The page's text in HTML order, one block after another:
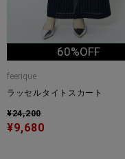
60%OFF
feerique
ラッセルタイトスカート
¥24,200
¥9,680